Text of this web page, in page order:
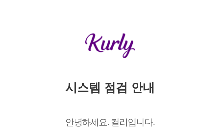
시스템 점검 안내
안녕하세요. 컬리입니다.